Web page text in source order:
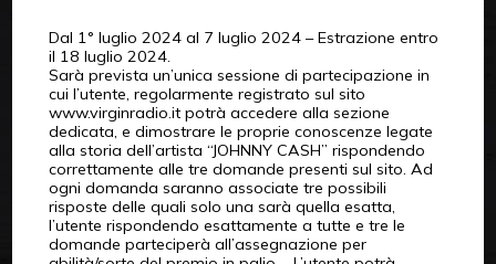
Dal 1° luglio 2024 al 7 luglio 2024 – Estrazione entro
il 18 luglio 2024.
Sarà prevista un’unica sessione di partecipazione in
cui l’utente, regolarmente registrato sul sito
www.virginradio.it potrà accedere alla sezione
dedicata, e dimostrare le proprie conoscenze legate
alla storia dell’artista “JOHNNY CASH” rispondendo
correttamente alle tre domande presenti sul sito. Ad
ogni domanda saranno associate tre possibili
risposte delle quali solo una sarà quella esatta,
l’utente rispondendo esattamente a tutte e tre le
domande parteciperà all’assegnazione per